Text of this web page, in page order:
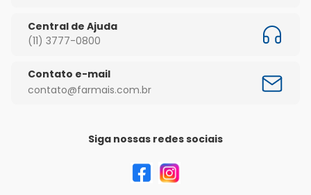
Central de Ajuda
(11) 3777-0800
Contato e-mail
contato@farmais.com.br
Siga nossas redes sociais